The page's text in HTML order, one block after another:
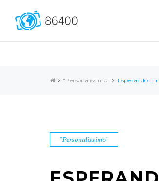
"Personalissimo" Esperando
"Personalissimo"